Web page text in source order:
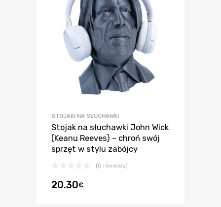
STOJAKI NA SŁUCHAWKI
Stojak na słuchawki John Wick
(Keanu Reeves) – chroń swój
sprzęt w stylu zabójcy
(0 reviews)
20.30€